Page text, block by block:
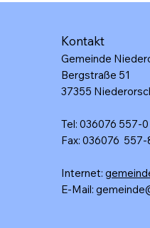
Kontakt
Gemeinde
Bergstraße 51
37355
Tel: 036076 557-0
Fax: 036076 557-
Internet:
E-Mail: